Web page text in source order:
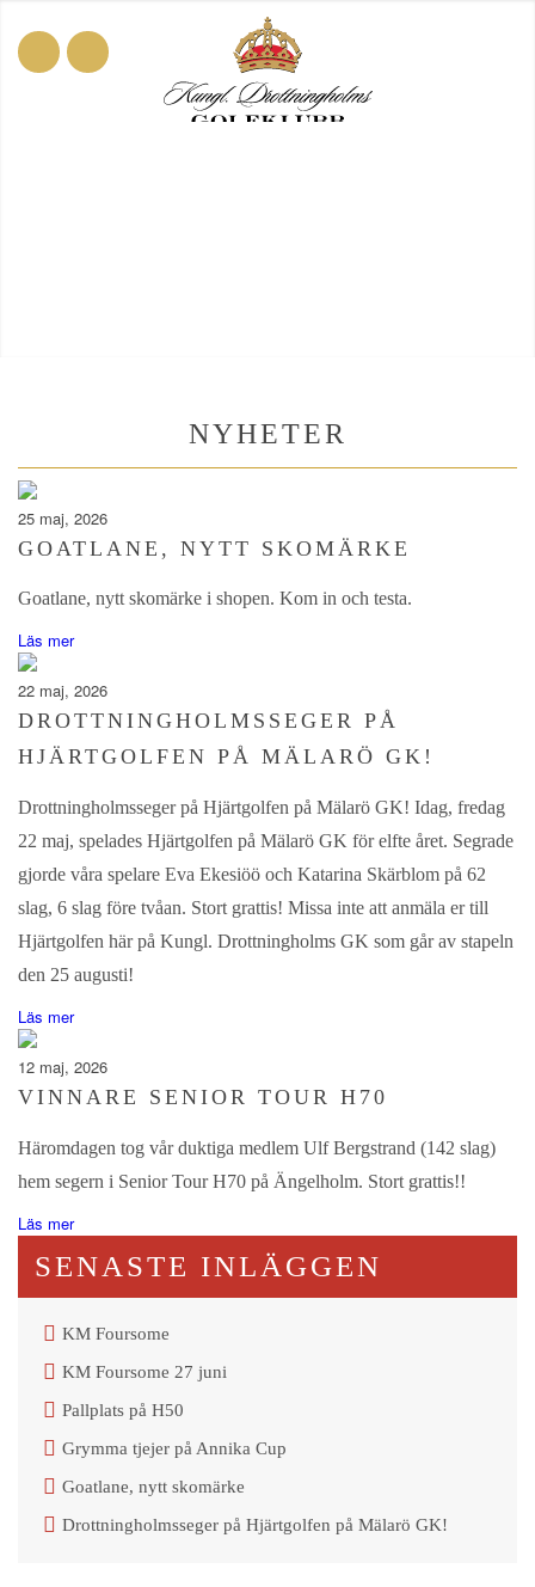
NYHETER
25 maj, 2026
GOATLANE, NYTT SKOMÄRKE
Goatlane, nytt skomärke i shopen. Kom in och testa.
Läs mer
22 maj, 2026
DROTTNINGHOLMSSEGER PÅ
HJÄRTGOLFEN PÅ MÄLARÖ GK!
Drottningholmsseger på Hjärtgolfen på Mälarö GK! Idag, fredag
22 maj, spelades Hjärtgolfen på Mälarö GK för elfte året. Segrade
gjorde våra spelare Eva Ekesiöö och Katarina Skärblom på 62
slag, 6 slag före tvåan. Stort grattis! Missa inte att anmäla er till
Hjärtgolfen här på Kungl. Drottningholms GK som går av stapeln
den 25 augusti!
Läs mer
12 maj, 2026
VINNARE SENIOR TOUR H70
Häromdagen tog vår duktiga medlem Ulf Bergstrand (142 slag)
hem segern i Senior Tour H70 på Ängelholm. Stort grattis!!
Läs mer
SENASTE INLÄGGEN
KM Foursome
KM Foursome 27 juni
Pallplats på H50
Grymma tjejer på Annika Cup
Goatlane, nytt skomärke
Drottningholmsseger på Hjärtgolfen på Mälarö GK!